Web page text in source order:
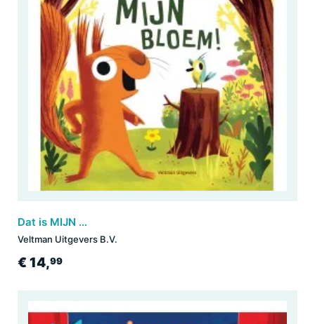
Dat is MIJN bloem!
Veltman Uitgevers B.V.
€ 14,99